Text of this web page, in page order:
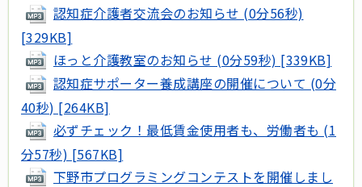
認知症介護者交流会のお知らせ (0分56秒)
[329KB]
ほっと介護教室のお知らせ (0分59秒) [339KB]
認知症サポーター養成講座の開催について (0分
40秒) [264KB]
必ずチェック！最低賃金使用者も、労働者も (1
分57秒) [567KB]
下野市プログラミングコンテストを開催しまし